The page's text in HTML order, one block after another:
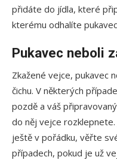
přidáte do jídla, které
kterému odhalíte
Pukavec neboli
Zkažené vejce, pukavec
čichu. V některých
pozdě a váš
do něj vejce
ještě v pořádku, věřte
případech, pokud je už